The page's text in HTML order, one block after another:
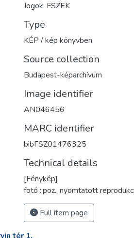
Jogok: FSZEK
Type
KÉP / kép könyvben
Source collection
Budapest-képarchívum
Image identifier
AN046456
MARC identifier
bibFSZ01476325
Technical details
[Fénykép]
fotó :,poz., nyomtatott
Full item page
tér 1.